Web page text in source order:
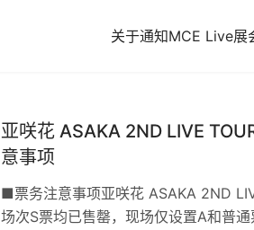
关于通知MCE Live展
亚咲花 ASAKA 2ND LIVE
意事项
■票务注意事项亚咲花 ASAKA 2ND
场次S票均已售罄，现场仅设置A和普